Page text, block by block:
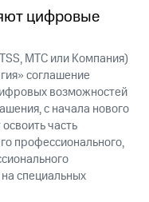
цифровые
МТС или Компания)
соглашение
возможностей
с начала нового
часть
профессионального,
специальных